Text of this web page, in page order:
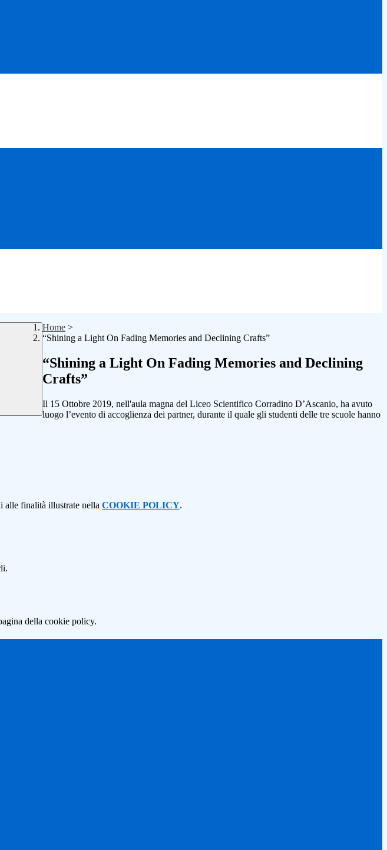
Home >
“Shining a Light On Fading Memories and Declining Crafts”
“Shining a Light On Fading Memories and Declining
Crafts”
Il 15 Ottobre 2019, nell'aula magna del Liceo Scientifico Corradino D’Ascanio, ha avuto
luogo l’evento di accoglienza dei partner, durante il quale gli studenti delle tre scuole hanno
alle finalità illustrate nella COOKIE POLICY.
della cookie policy.